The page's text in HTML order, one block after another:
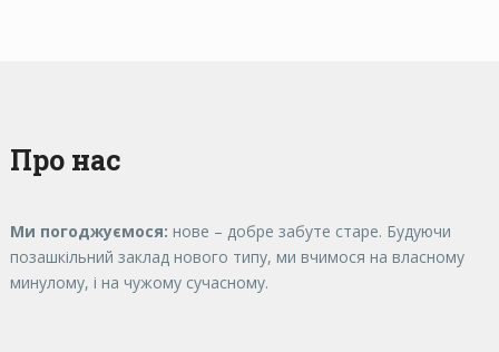
Про нас
Ми погоджуємося: нове – добре забуте старе. Будуючи
позашкільний заклад нового типу, ми вчимося на власному
минулому, і на чужому сучасному.